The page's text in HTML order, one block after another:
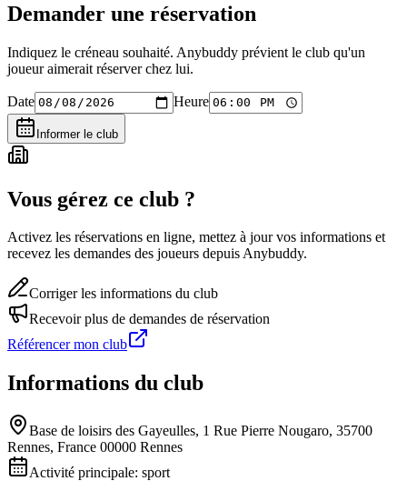
Demander une réservation
Indiquez le créneau souhaité. Anybuddy prévient le club qu'un
joueur aimerait réserver chez lui.
Date Heure
Informer le club
Vous gérez ce club ?
Activez les réservations en ligne, mettez à jour vos informations et
recevez les demandes des joueurs depuis Anybuddy.
Corriger les informations du club
Recevoir plus de demandes de réservation
Référencer mon club
Informations du club
Base de loisirs des Gayeulles, 1 Rue Pierre Nougaro, 35700
Rennes, France 00000 Rennes
Activité principale: sport